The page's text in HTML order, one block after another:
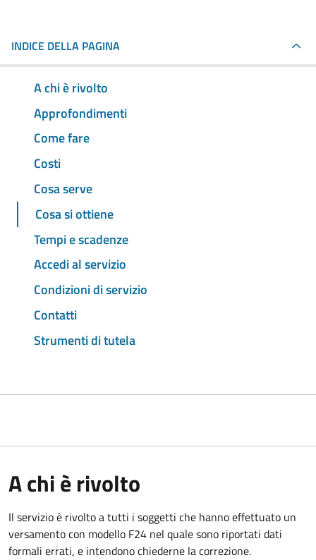
INDICE DELLA PAGINA
A chi è rivolto
Approfondimenti
Come fare
Costi
Cosa serve
Cosa si ottiene
Tempi e scadenze
Accedi al servizio
Condizioni di servizio
Contatti
Strumenti di tutela
A chi è rivolto
Il servizio è rivolto a tutti i soggetti che hanno effettuato un
versamento con modello F24 nel quale sono riportati dati
formali errati, e intendono chiederne la correzione.